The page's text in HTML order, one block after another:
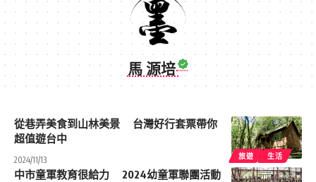
馬 源培
旅遊 生活
從巷弄美食到山林美景 台灣好行套票帶你
超值遊台中
2024/11/13
中市童軍教育很給力 2024幼童軍聯團活動